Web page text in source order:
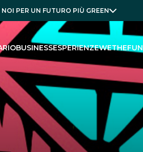
PER UN FUTURO PIÙ GREEN
BUSINESSESPERIENZEWETHEFUN